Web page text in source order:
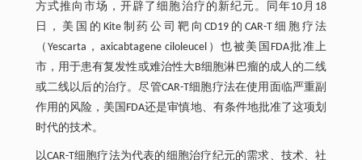
方式推向市场，开辟了细胞治疗的新纪元。同年10月18
日，美国的Kite制药公司靶向CD19的CAR-T细胞疗法
（Yescarta，axicabtagene ciloleucel）也被美国FDA批准上
市，用于患有复发性或难治性大B细胞淋巴瘤的成人的二线
或二线以后的治疗。尽管CAR-T细胞疗法在使用面临严重副
作用的风险，美国FDA还是审慎地、有条件地批准了这项划
时代的技术。
以CAR-T细胞疗法为代表的细胞治疗纪元的需求、技术、社